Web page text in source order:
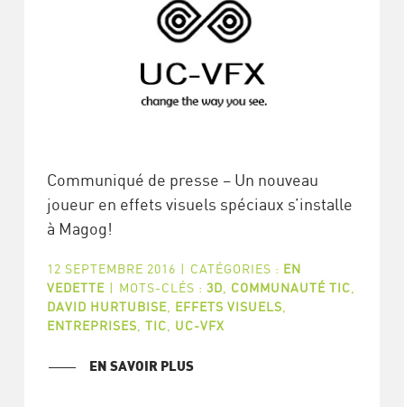
Communiqué de presse – Un nouveau
joueur en effets visuels spéciaux s’installe
à Magog!
12 SEPTEMBRE 2016 | CATÉGORIES : EN
VEDETTE | MOTS-CLÉS : 3D COMMUNAUTÉ TIC
DAVID HURTUBISE, EFFETS VISUELS
ENTREPRISES TIC UC-VFX
EN SAVOIR PLUS